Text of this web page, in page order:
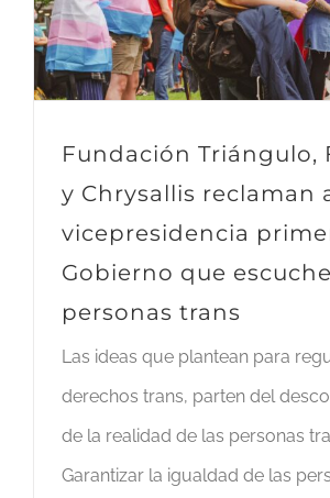
Fundación Triángulo,
y Chrysallis reclaman
vicepresidencia
Gobierno que
personas trans
Las ideas que plantean para
derechos trans, parten del
de la realidad de las personas
Garantizar la igualdad de las